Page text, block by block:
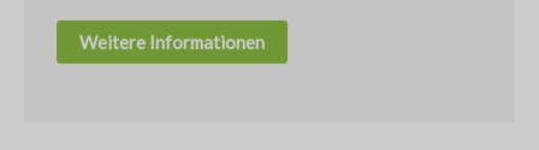
Weitere Informationen